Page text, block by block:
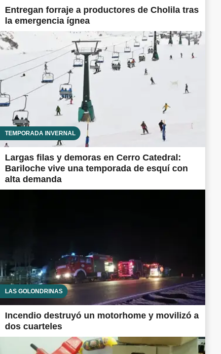
Entregan forraje a productores de Cholila tras
la emergencia ígnea
TEMPORADA INVERNAL
Largas filas y demoras en Cerro Catedral:
Bariloche vive una temporada de esquí con
alta demanda
LAS GOLONDRINAS
Incendio destruyó un motorhome y movilizó a
dos cuarteles